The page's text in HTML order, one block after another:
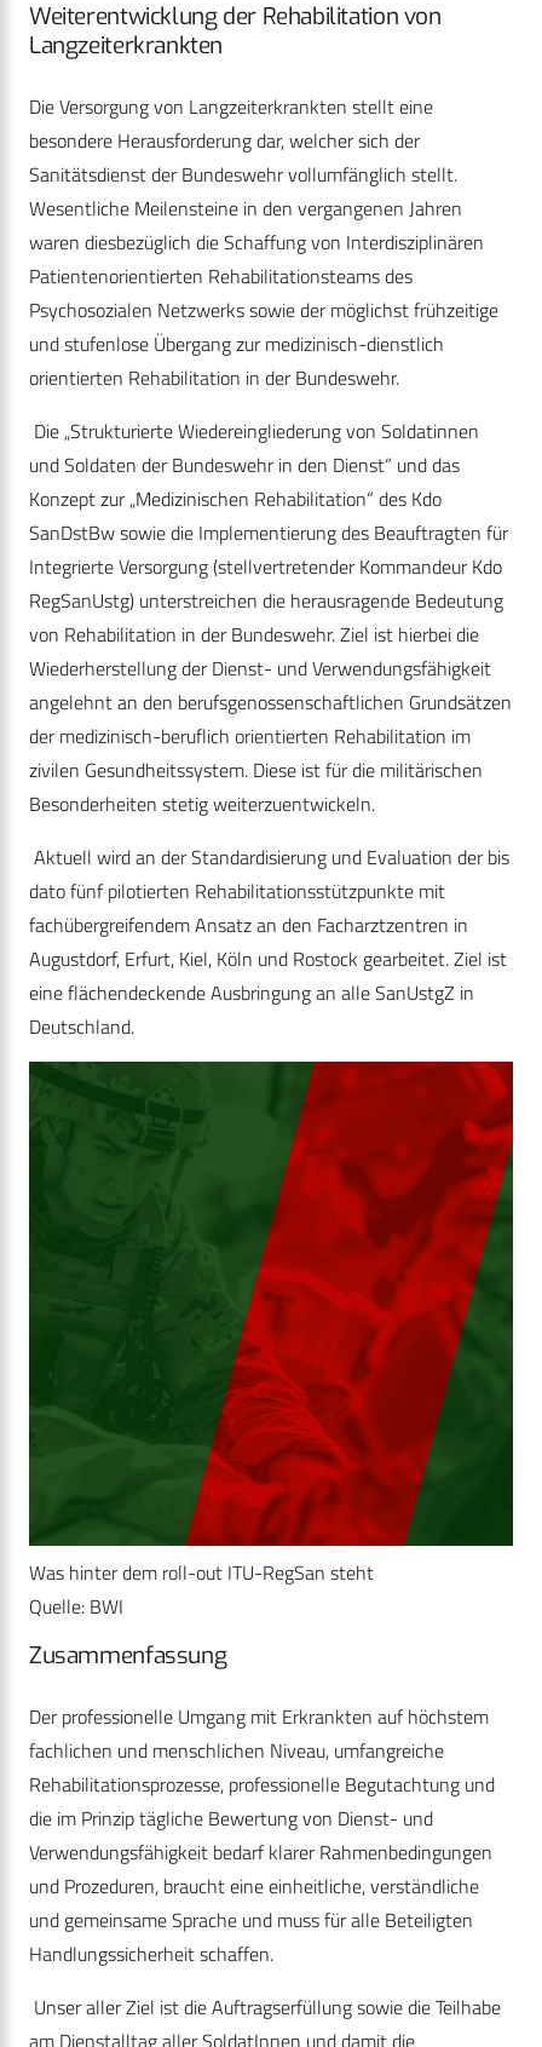
Weiterentwicklung der Rehabilitation von
Langzeiterkrankten
Die Versorgung von Langzeiterkrankten stellt eine
besondere Herausforderung dar, welcher sich der
Sanitätsdienst der Bundeswehr vollumfänglich stellt.
Wesentliche Meilensteine in den vergangenen Jahren
waren diesbezüglich die Schaffung von Interdisziplinären
Patientenorientierten Rehabilitationsteams des
Psychosozialen Netzwerks sowie der möglichst frühzeitige
und stufenlose Übergang zur medizinisch-dienstlich
orientierten Rehabilitation in der Bundeswehr.
Die „Strukturierte Wiedereingliederung von Soldatinnen
und ­Soldaten der Bundeswehr in den Dienst“ und das
Konzept zur „Medizinischen Rehabilitation“ des Kdo
SanDstBw sowie die Implementierung des Beauftragten für
Integrierte Versorgung (stellvertretender Kommandeur Kdo
RegSanUstg) unterstreichen die herausragende Bedeutung
von Rehabilitation in der Bundeswehr. Ziel ist hierbei die
Wiederherstellung der Dienst- und Verwendungsfähigkeit
angelehnt an den berufsgenossenschaft­lichen Grundsätzen
der medizinisch-beruflich orientierten Rehabilitation im
zivilen Gesundheitssystem. Diese ist für die militärischen
Besonderheiten stetig weiterzuentwickeln.
Aktuell wird an der Standardisierung und Evaluation der bis
dato fünf pilotierten Rehabilitationsstützpunkte mit
fachübergreifendem Ansatz an den Facharztzentren in
Augustdorf, Erfurt, Kiel, Köln und Rostock gearbeitet. Ziel ist
eine flächendeckende Ausbringung an alle SanUstgZ in
Deutschland.
Was hinter dem roll-out ITU-RegSan steht
Quelle: BWI
Zusammenfassung
Der professionelle Umgang mit Erkrankten auf höchstem
fachlichen und menschlichen Niveau, umfangreiche
Rehabilitationsprozesse, professionelle Begutachtung und
die im Prinzip tägliche Bewertung von Dienst- und
Verwendungsfähigkeit bedarf klarer Rahmenbedingungen
und Prozeduren, braucht eine einheitliche, verständliche
und gemeinsame Sprache und muss für alle Beteiligten
Handlungssicherheit schaffen.
Unser aller Ziel ist die Auftragserfüllung sowie die Teilhabe
am Dienstalltag aller SoldatInnen und damit die